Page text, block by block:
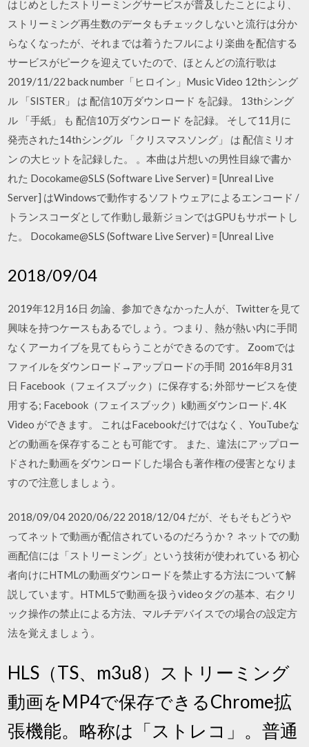
はじめとしたストリーミングサービスが普及したことにより、
ストリーミング再生数のデータもチェックしないと流行は分か
らなくなったが、それまでは着うたフルにより楽曲を配信する
サービスがピークを迎えていたので、ほとんどの流行歌は
2019/11/22 back number「ヒロイン」Music Video 12thシング
ル 「SISTER」 は 配信10万ダウンロード を記録。 13thシング
ル 「手紙」 も 配信10万ダウンロード を記録。 そして11月に
発売された14thシングル 「クリスマスソング」 は 配信ミリオ
ン の大ヒットを記録した。 。本曲は片想いの男性目線で書か
れた Docokame@SLS (Software Live Server) = [Unreal Live
Server] はWindowsで動作するソフトウェアによるエンコード /
トランスコーダとして作動し最新ジョンではGPUもサポートし
た。 Docokame@SLS (Software Live Server) = [Unreal Live
2018/09/04
2019年12月16日 勿論、参加できなかった人が、Twitterを見て
興味を持つケースもあるでしょう。つまり、熱が熱い内に手間
なくアーカイブを見てもらうことができるのです。 Zoomでは
ファイルをダウンロード→アップロードの手間 2016年8月31
日 Facebook（フェイスブック）に保存する; 外部サービスを使
用する; Facebook（フェイスブック）k動画ダウンロード. 4K
Video ができます。 これはFacebookだけではなく、YouTubeな
どの動画を保存することも可能です。 また、違法にアップロー
ドされた動画をダウンロードした場合も著作権の侵害となりま
すので注意しましょう。
2018/09/04 2020/06/22 2018/12/04 だが、そもそもどうや
ってネットで動画が配信されているのだろうか？ ネットでの動
画配信には「ストリーミング」という技術が使われている 初心
者向けにHTMLの動画ダウンロードを禁止する方法について解
説しています。HTML5で動画を扱うvideoタグの基本、右クリ
ック操作の禁止による方法、マルチデバイスでの場合の設定方
法を覚えましょう。
HLS（TS、m3u8）ストリーミング
動画をMP4で保存できるChrome拡
張機能。略称は「ストレコ」。普通